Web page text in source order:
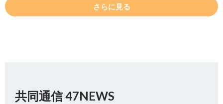
さらに見る
共同通信 47NEWS